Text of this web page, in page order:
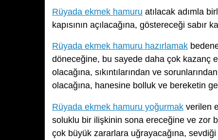
Rüyada ekmek hamuru atılacak adımla
kapısının açılacağına, göstereceği sabır
Rüyada ekmek hamuru hazırlamak
döneceğine, bu sayede daha çok kazanç
olacağına, sıkıntılarından ve
olacağına, hanesine bolluk ve bereketin
Rüyada ekmek hamuru yoğurmak verilen
soluklu bir ilişkinin sona ereceğine ve zor
çok büyük zararlara uğrayacağına,